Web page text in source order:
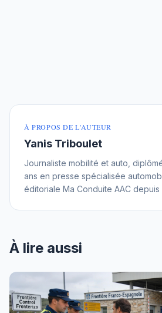
À PROPOS DE L'AUTEUR
Yanis Triboulet
Journaliste mobilité et auto,
ans en presse spécialisée
éditoriale Ma Conduite AAC depuis
À lire aussi